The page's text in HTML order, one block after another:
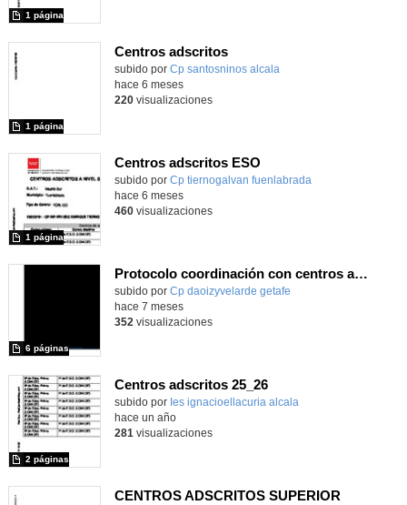
1 página
Centros adscritos
subido por Cp santosninos alcala
1 página
hace 6 meses
220visualizaciones
Centros adscritos ESO
subido por Cp tiernogalvan fuenlabrada
1 página
hace 6 meses
460visualizaciones
Protocolo coordinación con centros adscritos
Contenido educativo.
subido por Cp daoizyvelarde getafe
6 páginas
hace 7 meses
352 visualizaciones
Centros adscritos 25_26
subido por Ies ignacioellacuria alcala
2 páginas
hace un año
281 visualizaciones
CENTROS ADSCRITOS SUPERIOR